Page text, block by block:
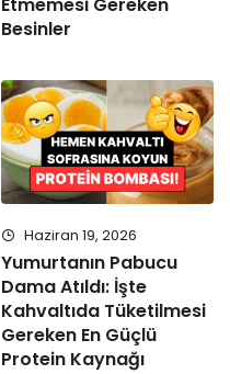
Etmemesi Gereken
Besinler
Haziran 19, 2026
Yumurtanın Pabucu
Dama Atıldı: İşte
Kahvaltıda Tüketilmesi
Gereken En Güçlü
Protein Kaynağı